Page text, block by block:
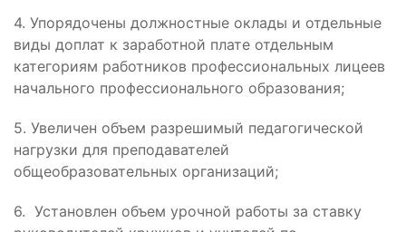
4. Упорядочены должностные оклады и отдельные
виды доплат к заработной плате отдельным
категориям работников профессиональных лицеев
начального профессионального образования;
5. Увеличен объем разрешимый педагогической
нагрузки для преподавателей
общеобразовательных организаций;
6. Установлен объем урочной работы за ставку